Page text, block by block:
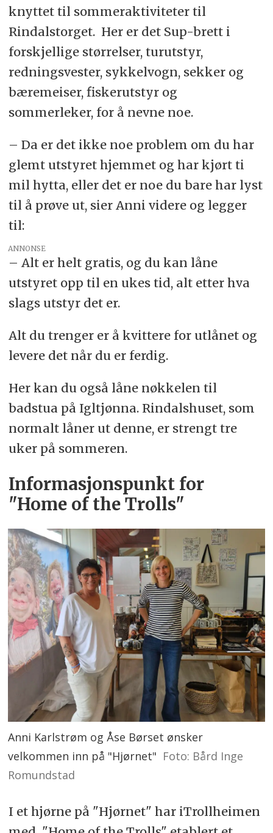
knyttet til sommeraktiviteter til
Rindalstorget. Her er det Sup-brett i
forskjellige størrelser, turutstyr,
redningsvester, sykkelvogn, sekker og
bæremeiser, fiskerutstyr og
sommerleker, for å nevne noe.
– Da er det ikke noe problem om du har
glemt utstyret hjemmet og har kjørt ti
mil hytta, eller det er noe du bare har lyst
til å prøve ut, sier Anni videre og legger
til:
ANNONSE
– Alt er helt gratis, og du kan låne
utstyret opp til en ukes tid, alt etter hva
slags utstyr det er.
Alt du trenger er å kvittere for utlånet og
levere det når du er ferdig.
Her kan du også låne nøkkelen til
badstua på Igltjønna. Rindalshuset, som
normalt låner ut denne, er strengt tre
uker på sommeren.
Informasjonspunkt for
"Home of the Trolls"
Anni Karlstrøm og Åse Børset ønsker
velkommen inn på "Hjørnet" Foto: Bård Inge
Romundstad
I et hjørne på "Hjørnet" har iTrollheimen